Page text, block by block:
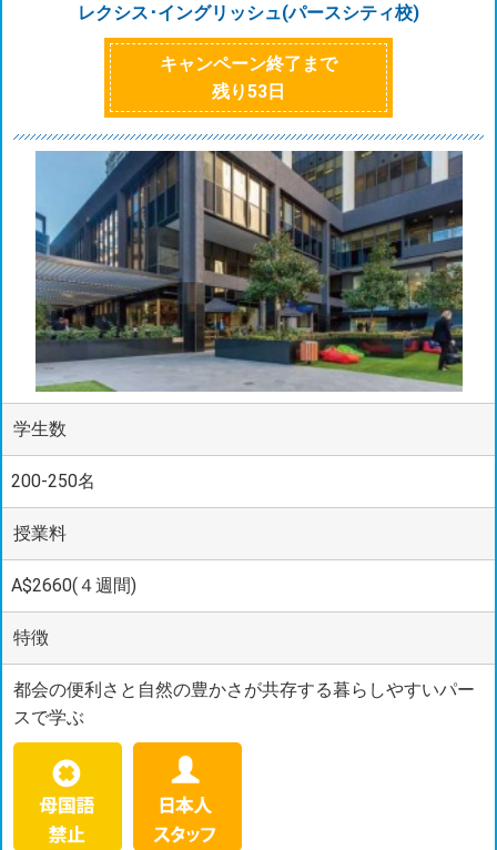
レクシス･イングリッシュ(パースシティ校)
キャンペーン終了まで
残り53日
学生数
200-250名
授業料
A$2660(４週間)
特徴
都会の便利さと自然の豊かさが共存する暮らしやすいパー
スで学ぶ